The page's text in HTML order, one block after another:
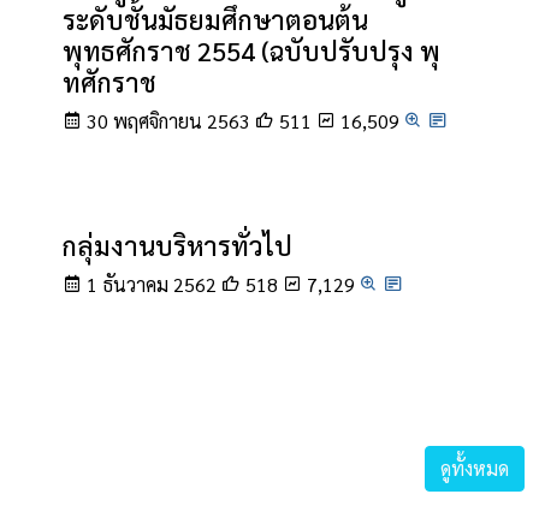
ระดับชั้นมัธยมศึกษาตอนต้น
พุทธศักราช 2554 (ฉบับปรับปรุง พุ
ทศักราช
30 พฤศจิกายน 2563 511 16,509
กลุ่มงานบริหารทั่วไป
1 ธันวาคม 2562 518 7,129
ดูทั้งหมด